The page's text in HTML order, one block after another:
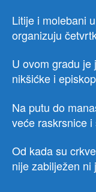
Litije i molebani
organizuju
U ovom gradu je
nikšićke i
Na putu do
veće raskrsnice
Od kada su
nije zabilježen ni